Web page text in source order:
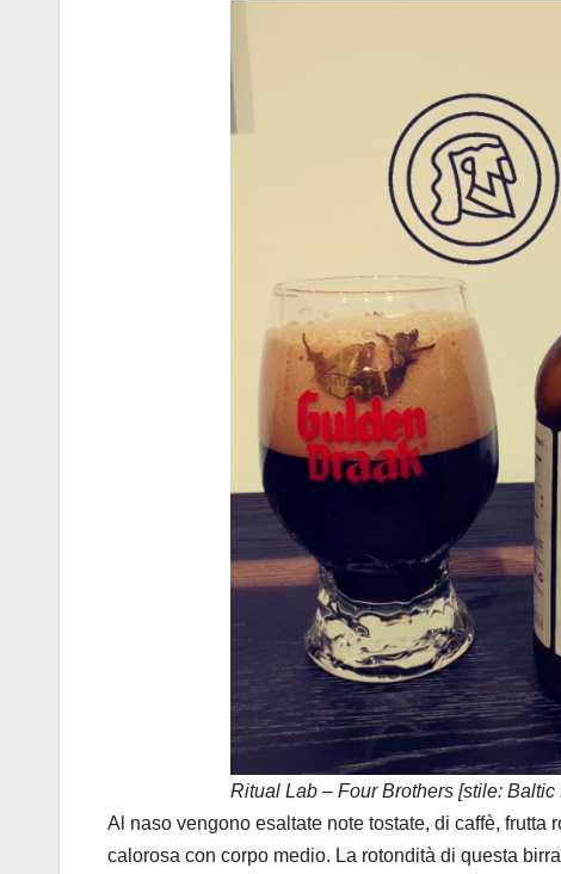
Ritual Lab – Four Brothers [stile: Baltic
Al naso vengono esaltate note tostate, di caffè,
calorosa con corpo medio. La rotondità di questa